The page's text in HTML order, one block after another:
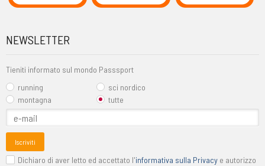
NEWSLETTER
Tieniti informato sul mondo Passsport
running
sci nordico
montagna
tutte
Iscriviti
Dichiaro di aver letto ed accettato l'informativa sulla Privacy e autorizzo